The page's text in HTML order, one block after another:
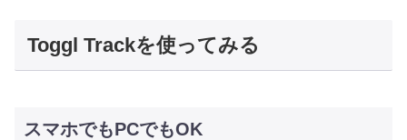
Toggl Trackを使ってみる
スマホでもPCでもOK